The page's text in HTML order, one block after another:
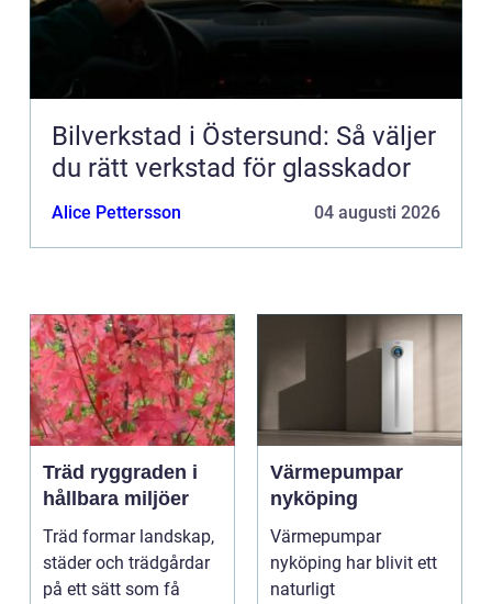
Bilverkstad i Östersund: Så väljer
du rätt verkstad för glasskador
Alice Pettersson 04 augusti 2026
Träd ryggraden i
hållbara miljöer
Träd formar landskap,
städer och trädgårdar
på ett sätt som få
Värmepumpar
nyköping
Värmepumpar
nyköping har blivit ett
naturligt